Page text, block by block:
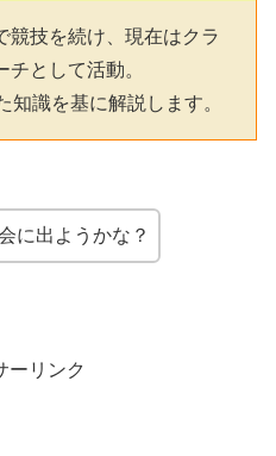
競技を続け、現在はクラ
として活動。
知識を基に解説します。
に出ようかな？
ーリンク